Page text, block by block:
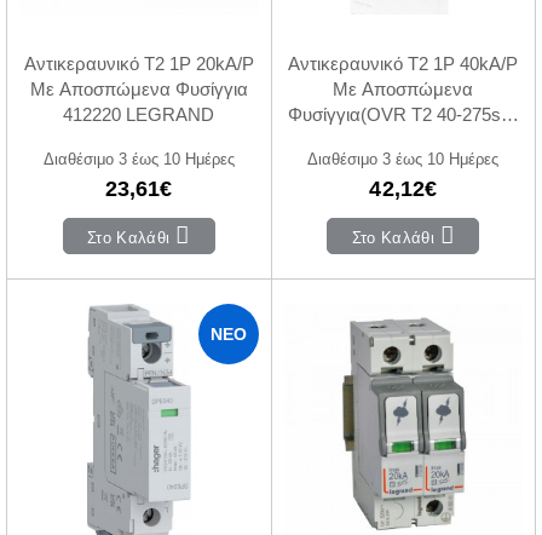
Αντικεραυνικό Τ2 1P 20kA/P
Με Αποσπώμενα Φυσίγγια
412220 LEGRAND
Διαθέσιμο 3 έως 10 Ημέρες
23,61€
Στο Καλάθι
Αντικεραυνικό T2 1P 40kA/P
Με Αποσπώμενα
Φυσίγγια(OVR T2 40-275s P
Διαθέσιμο 3 έως 10 Ημέρες
42,12€
Στο Καλάθι
ΝΈΟ